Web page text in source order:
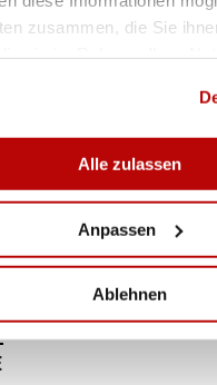
zusammen, die Sie
Alle zulassen
Anpassen
Ablehnen
10m Männer
10m Männer Gold
10m Mixed
10m Mixed Gold
10m Frauen